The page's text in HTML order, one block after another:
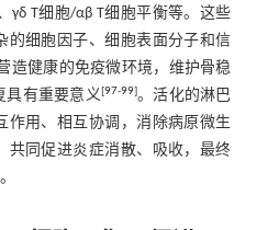
γδ T细胞/αβ T细胞平衡等。这些
的细胞因子、细胞表面分子和信
造健康的免疫微环境，维护骨稳
具有重要意义[97-99]。活化的淋巴
作用、相互协调，消除病原微生
共同促进炎症消散、吸收，最终
。